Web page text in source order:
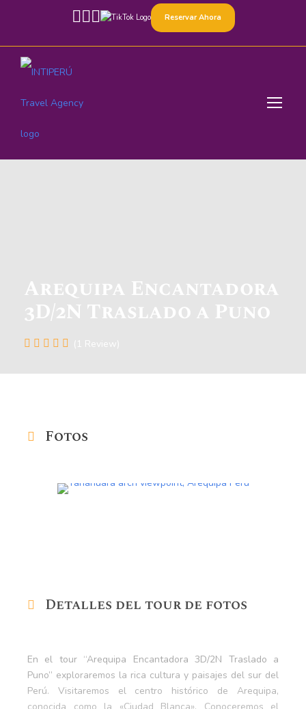
Reservar Ahora
Arequipa Encantadora
3D/2N Traslado a Puno
(1 Review)
Fotos
Detalles del tour de fotos
En el tour “Arequipa Encantadora 3D/2N Traslado a
Puno” exploraremos la rica cultura y paisajes del sur del
Perú. Visitaremos el centro histórico de Arequipa,